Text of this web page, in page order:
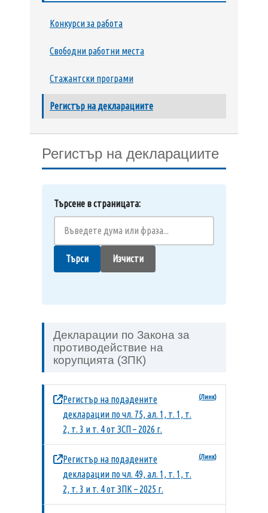
Конкурси за работа
Свободни работни места
Стажантски програми
Регистър на декларациите
Регистър на декларациите
Търсене в страницата:
Търси Изчисти
Декларации по Закона за
противодействие на
корупцията (ЗПК)
Регистър на подадените
декларации по чл. 75, ал. 1, т. 1, т.
2, т. 3 и т. 4 от ЗСП – 2026 г.
Регистър на подадените
декларации по чл. 49, ал. 1, т. 1, т.
2, т. 3 и т. 4 от ЗПК – 2025 г.